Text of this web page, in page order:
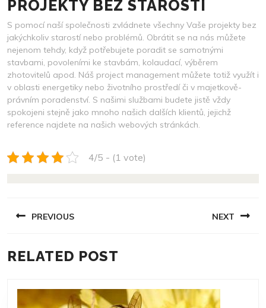
PROJEKTY BEZ STAROSTÍ
S pomocí naší společnosti zvládnete všechny Vaše projekty bez
jakýchkoliv starostí nebo problémů. Obrátit se na nás můžete
nejenom tehdy, když potřebujete poradit se samotnými
stavbami, povoleními ke stavbám, kolaudací, výběrem
zhotovitelů apod. Náš project management můžete totiž využít i
v oblasti energetiky nebo životního prostředí či v majetkově-
právním poradenství. S našimi službami budete jistě vždy
spokojeni stejně jako mnoho našich dalších klientů, jejichž
reference najdete na našich webových stránkách.
4/5 - (1 vote)
PROPREVIOUS
post:
NEXT
RELATED POST